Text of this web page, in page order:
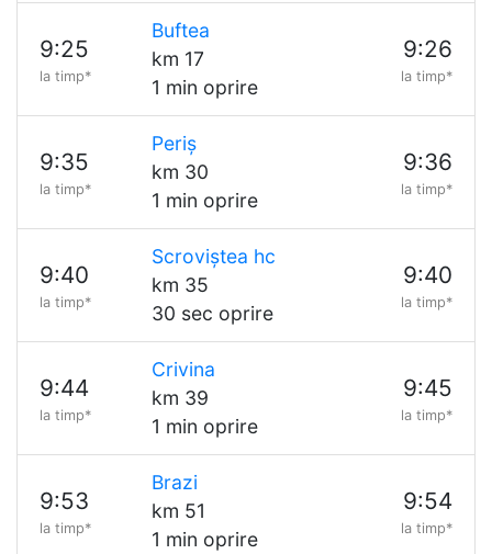
9:25
la timp*
Buftea
km 17
1 min oprire
9:26
la timp*
9:35
la timp*
Periș
km 30
1 min oprire
9:36
la timp*
9:40
la timp*
Scroviștea hc
km 35
30 sec oprire
9:40
la timp*
9:44
la timp*
Crivina
km 39
1 min oprire
9:45
la timp*
9:53
la timp*
Brazi
km 51
1 min oprire
9:54
la timp*